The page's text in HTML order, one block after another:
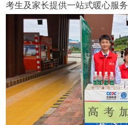
考生及家长提供一站式暖心服务